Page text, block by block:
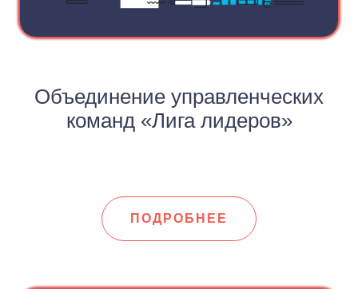
Объединение управленческих
команд «Лига лидеров»
ПОДРОБНЕЕ